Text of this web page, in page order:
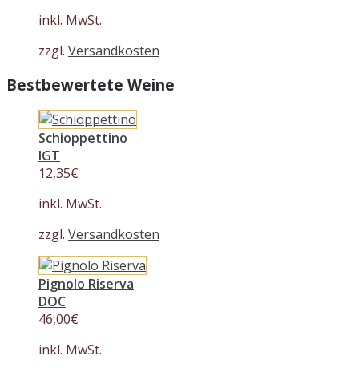
inkl. MwSt.
zzgl. Versandkosten
Bestbewertete Weine
Schioppettino
IGT
12,35€
inkl. MwSt.
zzgl. Versandkosten
Pignolo Riserva
DOC
46,00€
inkl. MwSt.